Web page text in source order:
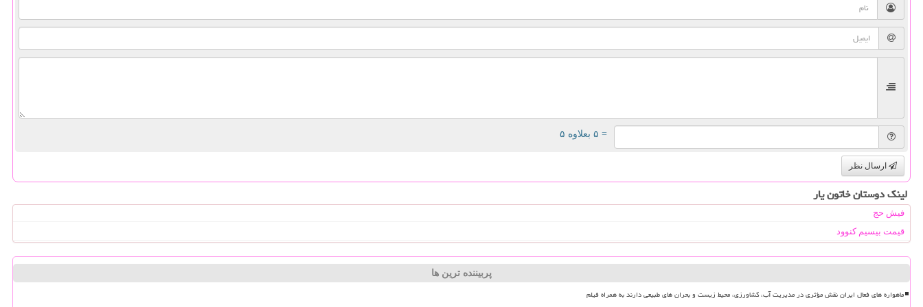
= ۵ بعلاوه ۵
ارسال نظر
لینک دوستان خاتون یار
فیش حج
قیمت بیسیم کنوود
پربیننده ترین ها
ماهواره های فعال ایران نقش مؤثری در مدیریت آب، کشاورزی، محیط زیست و بحران های طبیعی دارند به همراه فیلم